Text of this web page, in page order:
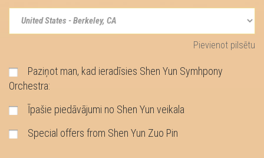
Pievienot pilsētu
Paziņot man, kad ieradīsies Shen Yun Symhpony
Orchestra:
Īpašie piedāvājumi no Shen Yun veikala
Special offers from Shen Yun Zuo Pin